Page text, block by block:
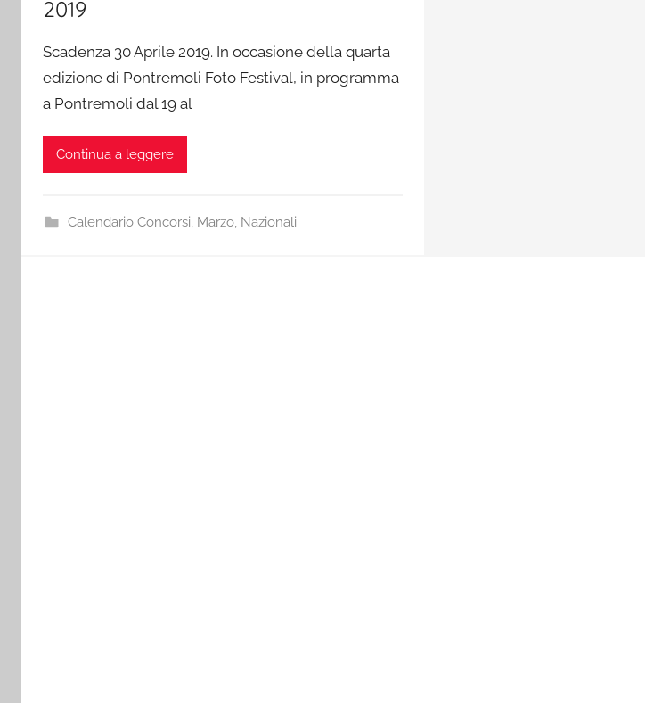
2019
Scadenza 30 Aprile 2019. In occasione della quarta
edizione di Pontremoli Foto Festival, in programma
a Pontremoli dal 19 al
Continua a leggere
Calendario Concorsi, Marzo, Nazionali